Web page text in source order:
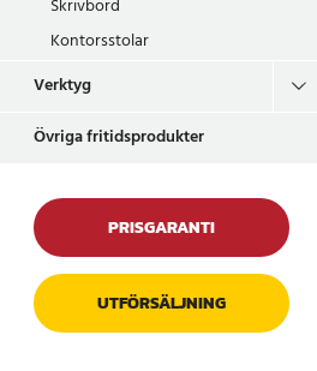
Skrivbord
Kontorsstolar
Verktyg
Övriga fritidsprodukter
PRISGARANTI
UTFÖRSÄLJNING